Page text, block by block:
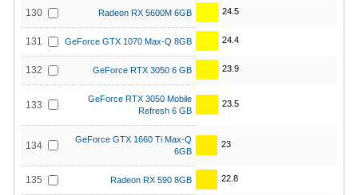
130 Radeon RX 5600M 6GB 24.5
131 GeForce GTX 1070 Max-Q 8GB 24.4
132 GeForce RTX 3050 6 GB 23.9
133
GeForce RTX 3050 Mobile
Refresh 6 GB
23.5
134
GeForce GTX 1660 Ti Max-Q
6GB
23
135 Radeon RX 590 8GB 22.8